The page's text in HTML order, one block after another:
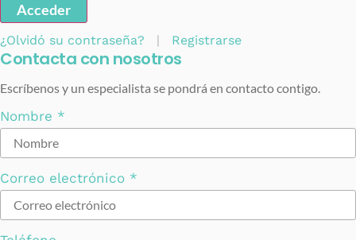
Acceder
¿Olvidó su contraseña? | Registrarse
Contacta con nosotros
Escríbenos y un especialista se pondrá en contacto contigo.
Nombre *
Correo electrónico *